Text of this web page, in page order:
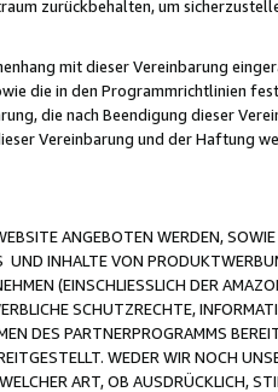
zurückbehalten, um
mit dieser Vereinbarung
die in den Programmrichtlinien
die nach Beendigung dieser
Vereinbarung und der Haftung
ANGEBOTEN WERDEN,
UND INHALTE VON
(EINSCHLIESSLICH DER
SCHUTZRECHTE,
DES PARTNERPROGRAMMS
WEDER WIR NOCH
ART, OB AUSDRÜCKLICH,